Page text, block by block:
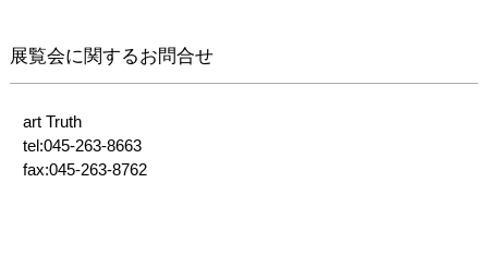
展覧会に関するお問合せ
art Truth
tel:045-263-8663
fax:045-263-8762